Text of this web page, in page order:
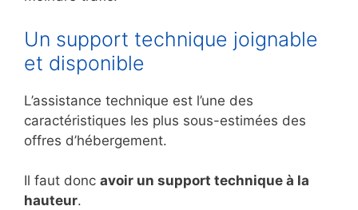
Un support technique joignable
et disponible
L’assistance technique est l’une des
caractéristiques les plus sous-estimées des
offres d’hébergement.
Il faut donc avoir un support technique à la
hauteur.